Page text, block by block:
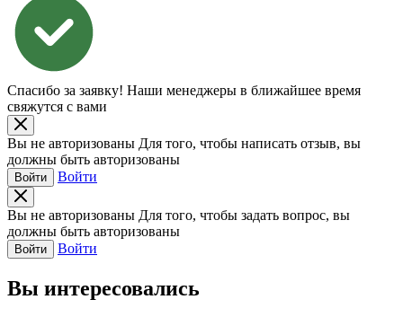
Спасибо за заявку! Наши менеджеры в ближайшее время
свяжутся с вами
Вы не авторизованы Для того, чтобы написать отзыв, вы
должны быть авторизованы
Войти Войти
Вы не авторизованы Для того, чтобы задать вопрос, вы
должны быть авторизованы
Войти Войти
Вы интересовались